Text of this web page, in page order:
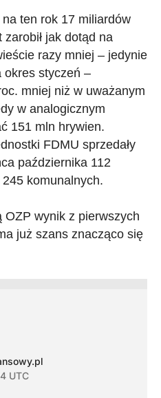
ten rok 17 miliardów
jak dotąd na
razy mniej – jedynie
okres styczeń –
mniej niż w uważanym
w analogicznym
151 mln hrywien.
FDMU sprzedały
października 112
komunalnych.
OZP wynik z pierwszych
już szans znacząco się